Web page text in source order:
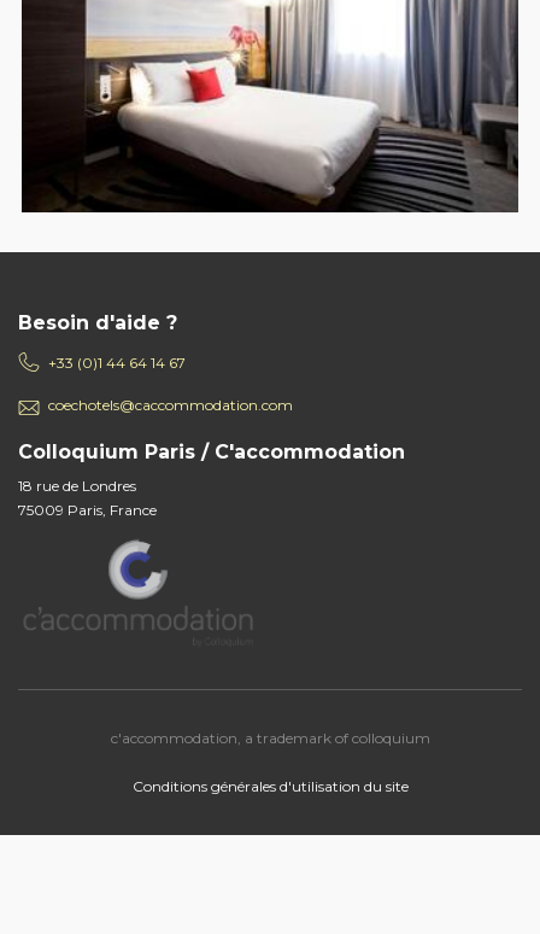
Besoin d'aide ?
+33 (0)1 44 64 14 67
coechotels@caccommodation.com
Colloquium Paris / C'accommodation
18 rue de Londres
75009 Paris, France
c'accommodation, a trademark of colloquium
Conditions générales d'utilisation du site